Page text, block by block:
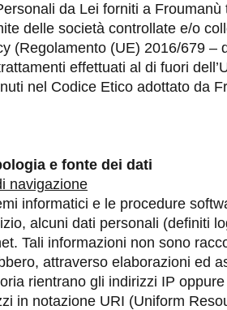
da Lei forniti a
delle società controllate e/o
(Regolamento (UE) 2016/679 –
effettuati al di fuori
nel Codice Etico adottato da
e fonte dei dati
navigazione
informatici e le procedure
alcuni dati personali (definiti
Tali informazioni non sono
attraverso elaborazioni ed
rientrano gli indirizzi IP
in notazione URI (Uniform